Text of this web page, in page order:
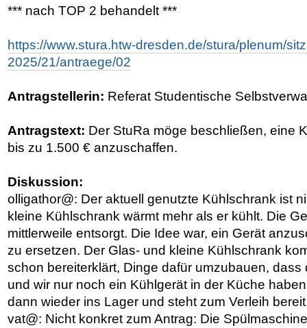
*** nach TOP 2 behandelt ***
https://www.stura.htw-dresden.de/stura/plenum/
2025/21/antraege/02
Antragstellerin: Referat Studentische
Antragstext: Der StuRa möge beschließen, eine
bis zu 1.500 € anzuschaffen.
Diskussion:
olligathor@: Der aktuell genutzte Kühlschrank ist
kleine Kühlschrank wärmt mehr als er kühlt. Die
mittlerweile entsorgt. Die Idee war, ein Gerät
zu ersetzen. Der Glas- und kleine Kühlschrank
schon bereiterklärt, Dinge dafür umzubauen,
und wir nur noch ein Kühlgerät in der Küche
dann wieder ins Lager und steht zum Verleih
vat@: Nicht konkret zum Antrag: Die